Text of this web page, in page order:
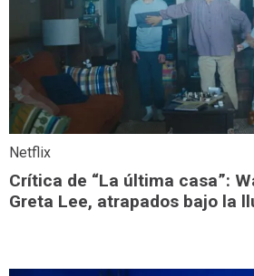
Netflix
Crítica de “La última casa”:
Greta Lee, atrapados bajo la